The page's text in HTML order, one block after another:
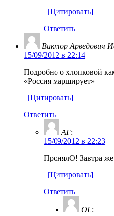
[Цитировать]
Ответить
Виктор Арведович
15/09/2012 в 22:14
Подробно о хлопковой
«Россия марширует»
[Цитировать]
Ответить
АГ:
15/09/2012 в 22:23
ПронялО! Завтра же
[Цитировать]
Ответить
OL: